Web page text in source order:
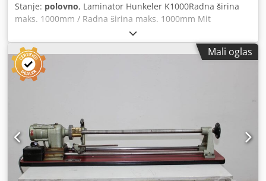
Stanje: polovno, Laminator Hunkeler K1000Radna širina
maks. 1000mm / Radna širina maks. 1000mm Mit
Pressvalze / Sa valjkom za prešanje Mit Lichtschranke / sa
svetlosnim čuvarom Cedpfxjq Ei Sxo Ap Ajrf Online video
inspekcija preko Skipe-Video Bili bismo veoma zadovoljni
Vašom posetom - više mašina na lageru Dostupno odmah -
može se pregledati Na lageru Emskirchen / Nürnberg -
Mali oglas